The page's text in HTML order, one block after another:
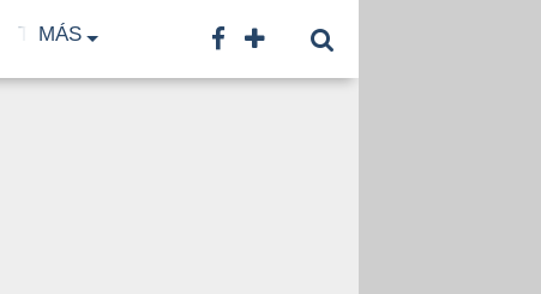
TF TNA CONTACTO
MÁS